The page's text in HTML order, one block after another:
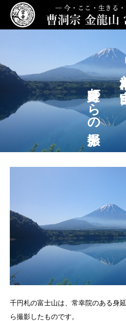
－本
身延町からの撮影
千円札の富士山は、常幸院のある身
ら撮影したものです。